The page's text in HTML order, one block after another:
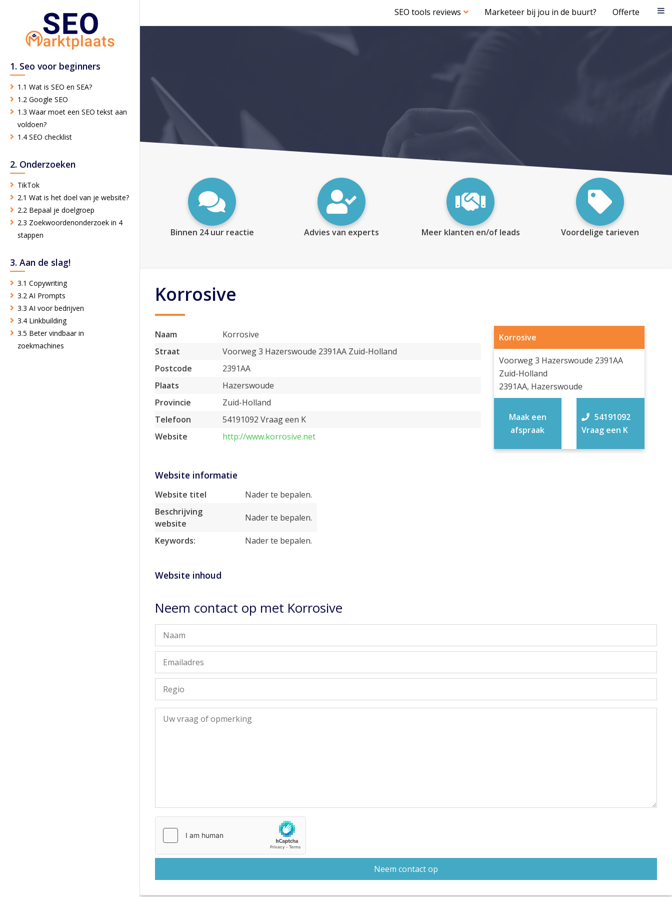
SEO tools reviews Marketeer bij jou in de buurt? Offerte
1. Seo voor beginners
1.1 Wat is SEO en SEA?
1.2 Google SEO
1.3 Waar moet een SEO tekst aan
voldoen?
1.4 SEO checklist
2. Onderzoeken
TikTok
2.1 Wat is het doel van je website?
2.2 Bepaal je doelgroep
2.3 Zoekwoordenonderzoek in 4
stappen
3. Aan de slag!
3.1 Copywriting
3.2 AI Prompts
3.3 AI voor bedrijven
3.4 Linkbuilding
3.5 Beter vindbaar in
zoekmachines
Binnen 24 uur reactie Advies van experts Meer klanten en/of leads Voordelige tarieven
Korrosive
Naam
Korrosive
Straat
Voorweg 3 Hazerswoude 2391AA Zuid-Holland
Postcode
2391AA
Plaats
Hazerswoude
Provincie
Zuid-Holland
Telefoon
54191092 Vraag een K
Website
http://www.korrosive.net
Korrosive
Voorweg 3 Hazerswoude 2391AA
Zuid-Holland
2391AA, Hazerswoude
54191092
Vraag een K
Maak een
afspraak
Website informatie
Website titel
Nader te bepalen.
Beschrijving
website
Nader te bepalen.
Keywords: Nader te bepalen.
Website inhoud
Neem contact op met Korrosive